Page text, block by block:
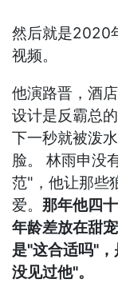
然后就是2020
视频。
他演路晋，酒
设计是反霸总
下一秒就被泼
脸。 林雨申没
范"，他让那些
爱。那年他四
年龄差放在甜
是"这合适吗"
没见过他"。